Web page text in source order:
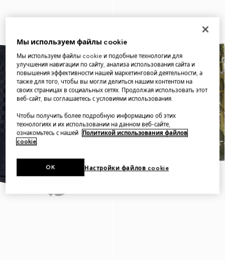
Мы используем файлы cookie
Мы используем файлы cookie и подобные технологии для
улучшения навигации по сайту, анализа использования сайта и
повышения эффективности нашей маркетинговой деятельности, а
также для того, чтобы вы могли делиться нашим контентом на
своих страницах в социальных сетях. Продолжая использовать этот
веб-сайт, вы соглашаетесь с условиями использования.
Чтобы получить более подробную информацию об этих
технологиях и их использовании на данном веб-сайте,
ознакомьтесь с нашей
Политикой использования файлов
cookie.
Настройки файлов cookie
OK